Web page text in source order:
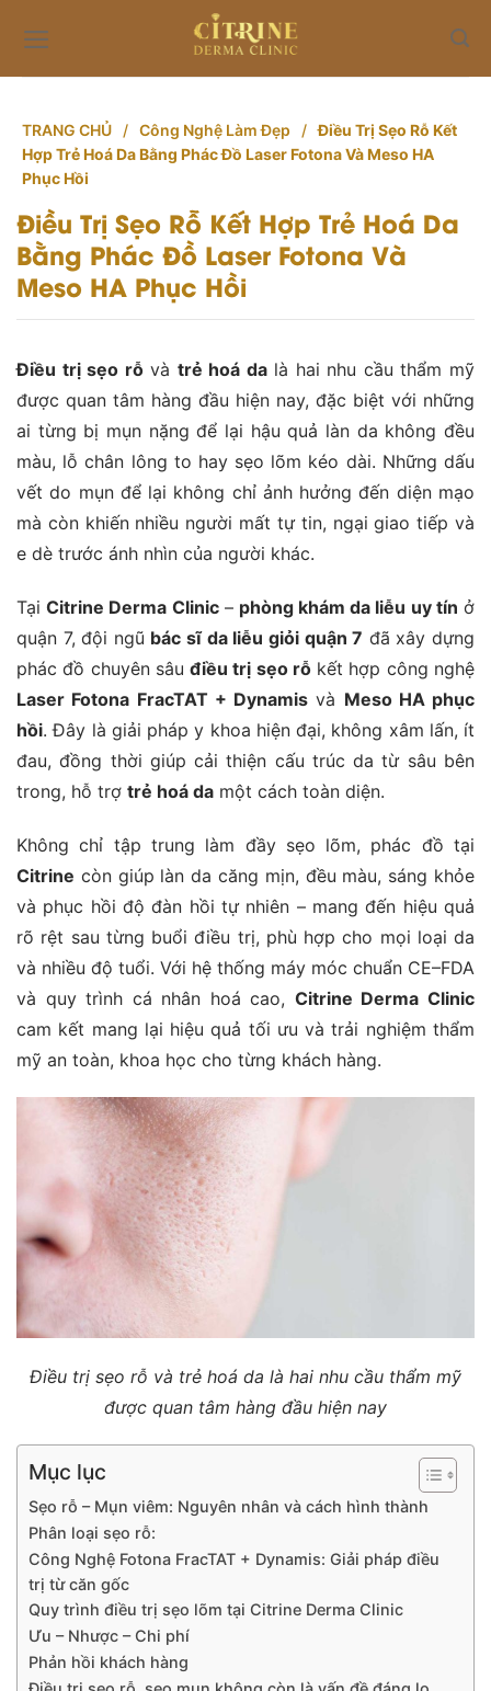
content
TRANG CHỦ / Công Nghệ Làm Đẹp / Điều Trị Sẹo Rỗ Kết
Hợp Trẻ Hoá Da Bằng Phác Đồ Laser Fotona Và Meso HA
Phục Hồi
Điều Trị Sẹo Rỗ Kết Hợp Trẻ Hoá Da
Bằng Phác Đồ Laser Fotona Và
Meso HA Phục Hồi
Điều trị sẹo rỗvà trẻ hoá dalà hai nhu cầu thẩm mỹ
được quan tâm hàng đầu hiện nay, đặc biệt với những
ai từng bị mụn nặng để lại hậu quả làn da không đều
màu, lỗ chân lông to hay sẹo lõm kéo dài. Những dấu
vết do mụn để lại không chỉ ảnh hưởng đến diện mạo
mà còn khiến nhiều người mất tự tin, ngại giao tiếp và
e dè trước ánh nhìn của người khác.
TạiCitrine Derma Clinic– phòng khám da liễu uy tín ở
quận 7, đội ngũ bác sĩ da liễu giỏi quận 7 đã xây dựng
phác đồ chuyên sâuđiều trị sẹo rỗkết hợp công nghệ
Laser Fotona FracTAT + Dynamis và Meso HA phục
hồi. Đây là giải pháp y khoa hiện đại, không xâm lấn, ít
đau, đồng thời giúp cải thiện cấu trúc da từ sâu bên
trong, hỗ trợ trẻ hoá da một cách toàn diện.
Không chỉ tập trung làm đầy sẹo lõm, phác đồ tại
Citrine còn giúp làn da căng mịn, đều màu, sáng khỏe
và phục hồi độ đàn hồi tự nhiên – mang đến hiệu quả
rõ rệt sau từng buổi điều trị, phù hợp cho mọi loại da
và nhiều độ tuổi. Với hệ thống máy móc chuẩn CE–FDA
và quy trình cá nhân hoá cao, Citrine Derma Clinic
cam kết mang lại hiệu quả tối ưu và trải nghiệm thẩm
mỹ an toàn, khoa học cho từng khách hàng.
Điều trị sẹo rỗ và trẻ hoá da là hai nhu cầu thẩm mỹ
được quan tâm hàng đầu hiện nay
Mục lục
Sẹo rỗ – Mụn viêm: Nguyên nhân và cách hình thành
Phân loại sẹo rỗ:
Công Nghệ Fotona FracTAT + Dynamis: Giải pháp điều
trị từ căn gốc
Quy trình điều trị sẹo lõm tại Citrine Derma Clinic
Ưu – Nhược – Chi phí
Phản hồi khách hàng